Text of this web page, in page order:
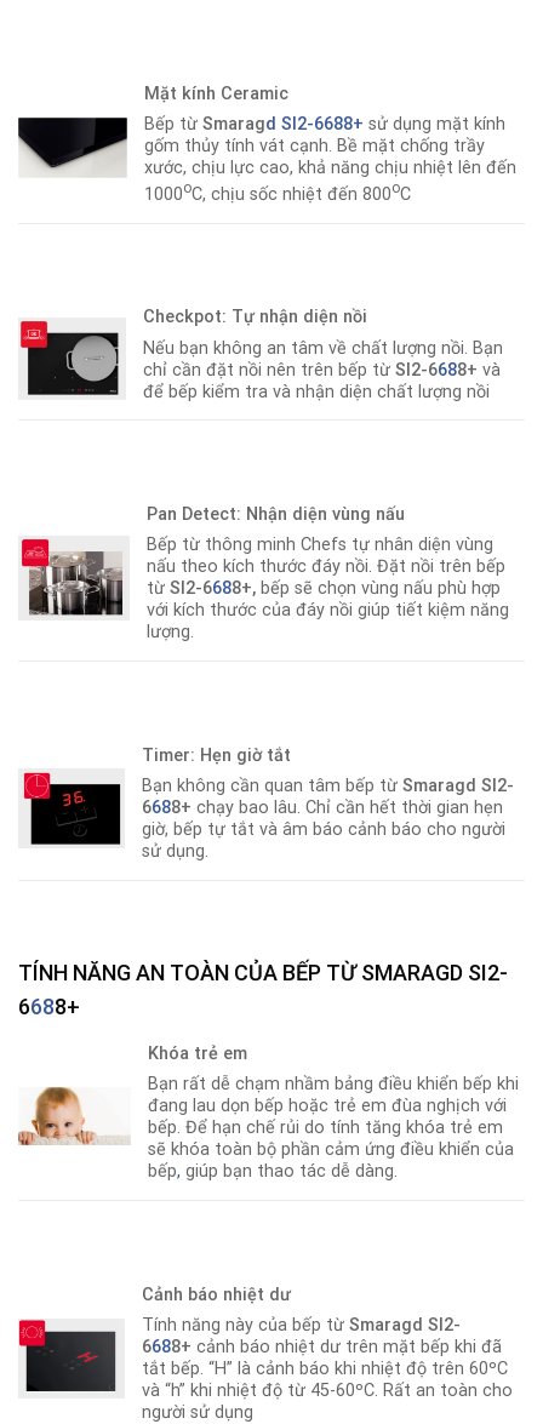
Mặt kính Ceramic
Bếp từSmaragd SI2-6688+ sử dụng mặt kính
gốm thủy tính vát cạnh. Bề mặt chống trầy
xước, chịu lực cao, khả năng chịu nhiệt lên đến
1000oC, chịu sốc nhiệt đến 800oC
Checkpot: Tự nhận diện nồi
Nếu bạn không an tâm về chất lượng nồi. Bạn
chỉ cần đặt nồi nên trên bếp từ SI2-6688+ và
để bếp kiểm tra và nhận diện chất lượng nồi
Pan Detect: Nhận diện vùng nấu
Bếp từ thông minh Chefs tự nhân diện vùng
nấu theo kích thước đáy nồi. Đặt nồi trên bếp
từSI2-6688+, bếp sẽ chọn vùng nấu phù hợp
với kích thước của đáy nồi giúp tiết kiệm năng
lượng.
Timer: Hẹn giờ tắt
Bạn không cần quan tâm bếp từSmaragd SI2-
6688+ chạy bao lâu. Chỉ cần hết thời gian hẹn
giờ, bếp tự tắt và âm báo cảnh báo cho người
sử dụng.
TÍNH NĂNG AN TOÀN CỦA BẾP TỪ SMARAGD SI2-
6688+
Khóa trẻ em
Bạn rất dễ chạm nhầm bảng điều khiển bếp khi
đang lau dọn bếp hoặc trẻ em đùa nghịch với
bếp. Để hạn chế rủi do tính tăng khóa trẻ em
sẽ khóa toàn bộ phần cảm ứng điều khiển của
bếp, giúp bạn thao tác dễ dàng.
Cảnh báo nhiệt dư
Tính năng này của bếp từSmaragd SI2-
6688+ cảnh báo nhiệt dư trên mặt bếp khi đã
tắt bếp. “H” là cảnh báo khi nhiệt độ trên 60ºC
và “h” khi nhiệt độ từ 45-60ºC. Rất an toàn cho
người sử dụng